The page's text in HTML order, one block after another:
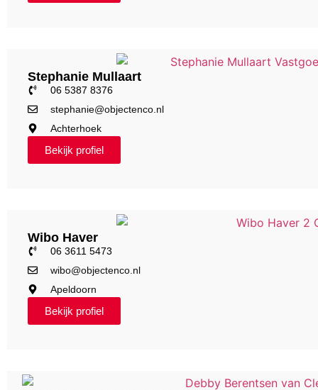
Stephanie Mullaart
06 5387 8376
stephanie@objectenco.nl
Achterhoek
Bekijk profiel
Wibo Haver
06 3611 5473
wibo@objectenco.nl
Apeldoorn
Bekijk profiel